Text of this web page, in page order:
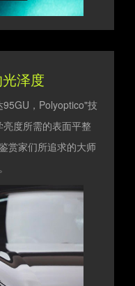
泽度
，Polyoptico"技
度所需的表面平整
赏家们所追求的大师